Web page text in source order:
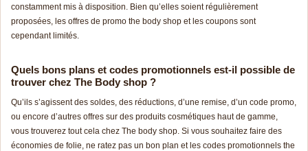
constamment mis à disposition. Bien qu’elles soient régulièrement
proposées, les offres de promo the body shop et les coupons sont
cependant limités.
Quels bons plans et codes promotionnels est-il possible de
trouver chez The Body shop ?
Qu’ils s’agissent des soldes, des réductions, d’une remise, d’un code promo,
ou encore d’autres offres sur des produits cosmétiques haut de gamme,
vous trouverez tout cela chez The body shop. Si vous souhaitez faire des
économies de folie, ne ratez pas un bon plan et les codes promotionnels the